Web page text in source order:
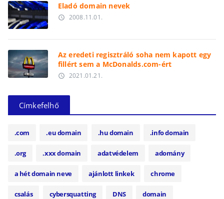
Eladó domain nevek
access_time 2008.11.01.
Az eredeti regisztráló soha nem kapott egy
fillért sem a McDonalds.com-ért
access_time 2021.01.21.
Címkefelhő
.com .eu domain .hu domain .info domain
.org .xxx domain adatvédelem adomány
a hét domain neve ajánlott linkek chrome
csalás cybersquatting DNS domain